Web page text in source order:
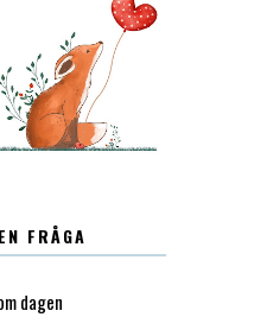
LUGN
FRÅGA
dagen